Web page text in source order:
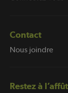
Contact
Nous joindre
Restez à